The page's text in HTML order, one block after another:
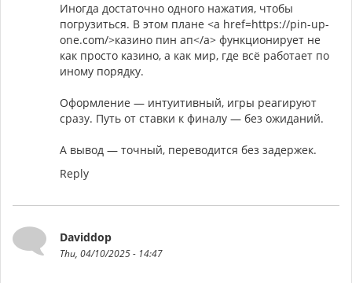
Иногда достаточно одного нажатия, чтобы
погрузиться. В этом плане <a href=https://pin-up-
one.com/>казино пин ап</a> функционирует не
как просто казино, а как мир, где всё работает по
иному порядку.
Оформление — интуитивный, игры реагируют
сразу. Путь от ставки к финалу — без ожиданий.
А вывод — точный, переводится без задержек.
Reply
Daviddop
Thu, 04/10/2025 - 14:47